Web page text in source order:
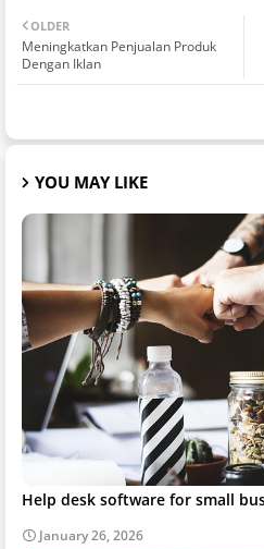
OLDER
Meningkatkan Penjualan Produk
Dengan Iklan
YOU MAY LIKE
Help desk software for small
January 26, 2026